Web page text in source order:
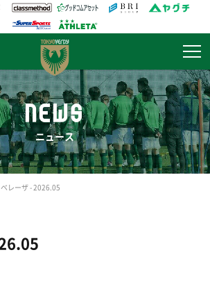
NEWS
ニュース
ベレーザ - 2026.05